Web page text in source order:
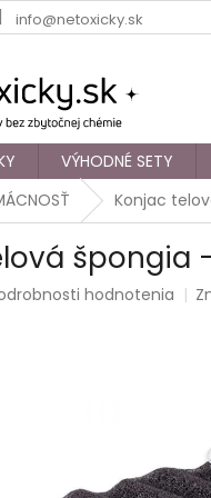
info@netoxicky.sk
VÝHODNÉ SETY
Konjac
špongia
hodnotenia